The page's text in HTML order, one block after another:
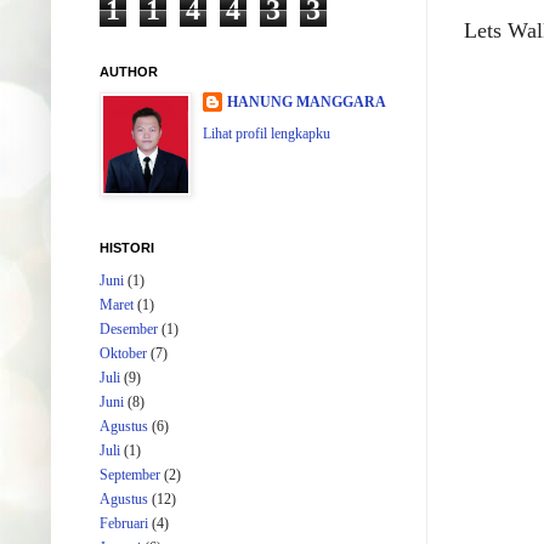
Lets
1 1 4 4 3 3
AUTHOR
HANUNG MANGGARA
Lihat profil lengkapku
HISTORI
Juni (1)
Maret(1)
Desember (1)
Oktober (7)
Juli (9)
Juni (8)
Agustus (6)
Juli (1)
September (2)
Agustus (12)
Februari (4)